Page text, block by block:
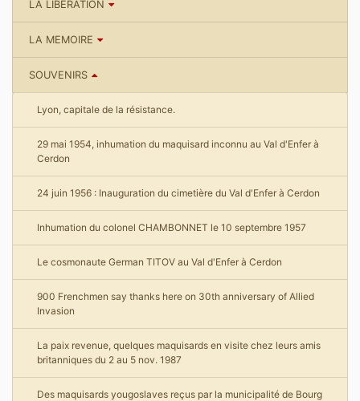
LA LIBERATION
LA MEMOIRE
SOUVENIRS
Lyon, capitale de la résistance.
29 mai 1954, inhumation du maquisard inconnu au Val d'Enfer à
Cerdon
24 juin 1956 : Inauguration du cimetière du Val d'Enfer à Cerdon
Inhumation du colonel CHAMBONNET le 10 septembre 1957
Le cosmonaute German TITOV au Val d'Enfer à Cerdon
900 Frenchmen say thanks here on 30th anniversary of Allied
Invasion
La paix revenue, quelques maquisards en visite chez leurs amis
britanniques du 2 au 5 nov. 1987
Des maquisards yougoslaves reçus par la municipalité de Bourg